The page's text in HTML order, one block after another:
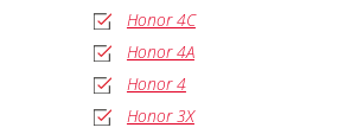
Honor 4C
Honor 4A
Honor 4
Honor 3X